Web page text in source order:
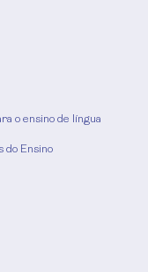
o ensino de língua
do Ensino